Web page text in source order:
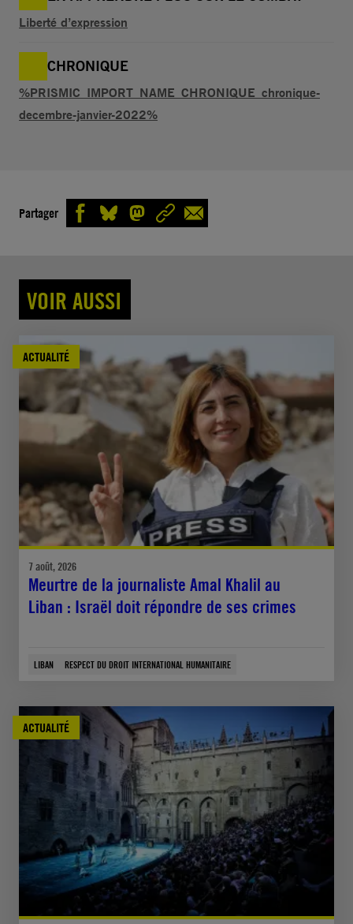
Liberté d’expression
CHRONIQUE
%PRISMIC_IMPORT_NAME_CHRONIQUE_chronique-
decembre-janvier-2022%
Partager
VOIR AUSSI
ACTUALITÉ
7 août, 2026
Meurtre de la journaliste Amal Khalil au
Liban : Israël doit répondre de ses crimes
LIBAN RESPECT DU DROIT INTERNATIONAL HUMANITAIRE
ACTUALITÉ